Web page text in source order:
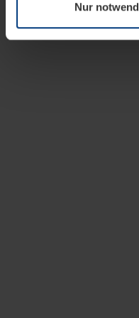
Datenschutzerklärung
widerrufen.
Nur